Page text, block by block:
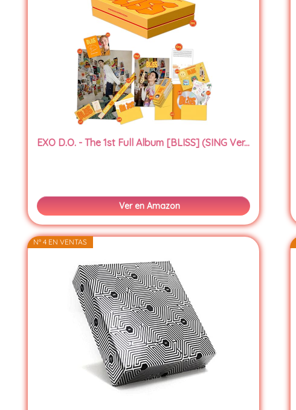
EXO D.O. - The 1st Full Album [BLISS] (SING Ver...
Ver en Amazon
Nº 4 EN VENTAS